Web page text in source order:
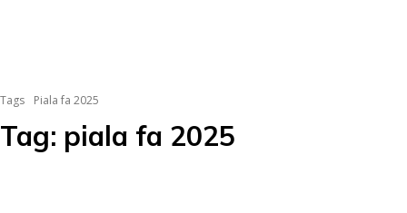
Tags Piala fa 2025
Tag: piala fa 2025